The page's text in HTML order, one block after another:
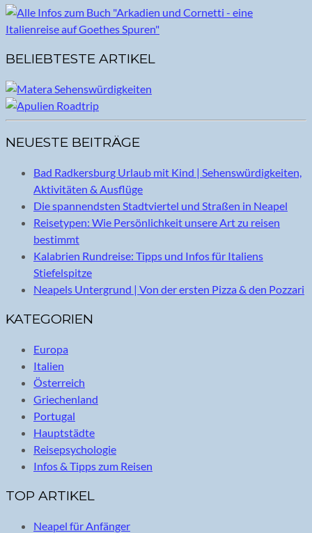
BELIEBTESTE ARTIKEL
NEUESTE BEITRÄGE
Bad Radkersburg Urlaub mit Kind | Sehenswürdigkeiten,
Aktivitäten & Ausflüge
Die spannendsten Stadtviertel und Straßen in Neapel
Reisetypen: Wie Persönlichkeit unsere Art zu reisen
bestimmt
Kalabrien Rundreise: Tipps und Infos für Italiens
Stiefelspitze
Neapels Untergrund | Von der ersten Pizza & den Pozzari
KATEGORIEN
Europa
Italien
Österreich
Griechenland
Portugal
Hauptstädte
Reisepsychologie
Infos & Tipps zum Reisen
TOP ARTIKEL
Neapel für Anfänger